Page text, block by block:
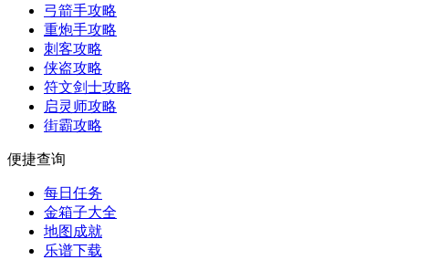
弓箭手攻略
重炮手攻略
刺客攻略
侠盗攻略
符文剑士攻略
启灵师攻略
街霸攻略
便捷查询
每日任务
金箱子大全
地图成就
乐谱下载